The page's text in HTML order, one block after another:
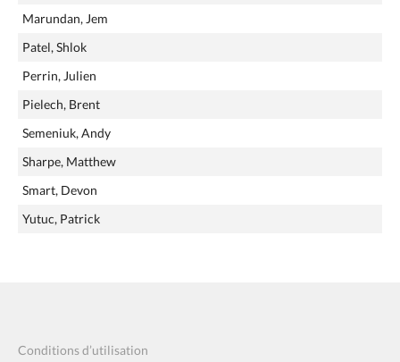
Marundan, Jem
Patel, Shlok
Perrin, Julien
Pielech, Brent
Semeniuk, Andy
Sharpe, Matthew
Smart, Devon
Yutuc, Patrick
Conditions d’utilisation